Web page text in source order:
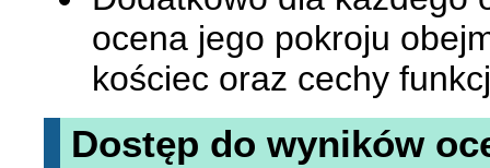
ocena jego pokroju
kościec oraz cechy
Dostęp do wyników